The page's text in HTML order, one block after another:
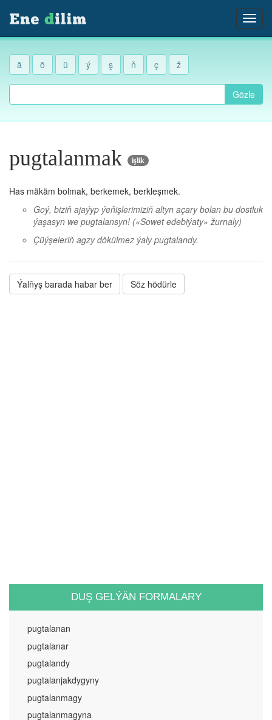
ä ö ü ý ş ň ç ž
Gözle
pugtalanmak işlik
Has mäkäm bolmak, berkemek, berkleşmek.
Goý, biziň ajaýyp ýeňişlerimiziň altyn açary bolan bu dostluk
ýaşasyn we pugtalansyn! («Sowet edebiýaty» žurnaly)
Çüýşeleriň agzy dökülmez ýaly pugtalandy.
Ýalňyş barada habar ber Söz hödürle
DUŞ GELÝÄN FORMALARY
pugtalanan
pugtalanar
pugtalandy
pugtalanjakdygyny
pugtalanmagy
pugtalanmagyna